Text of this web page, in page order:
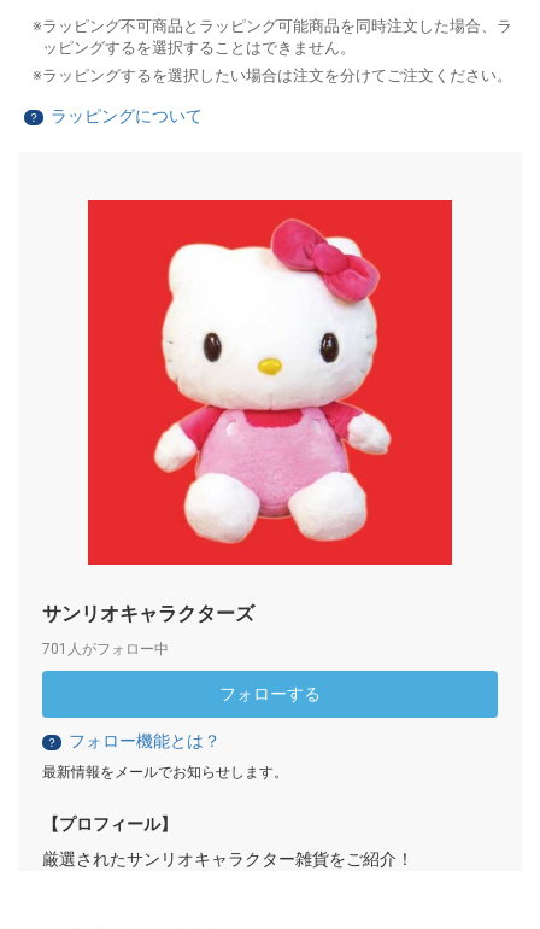
ラッピング不可商品とラッピング可能商品を同時注文した場合、ラ
ッピングするを選択することはできません。
ラッピングするを選択したい場合は注文を分けてご注文ください。
？ ラッピングについて
サンリオキャラクターズ
701人がフォロー中
フォローする
？ フォロー機能とは？
最新情報をメールでお知らせします。
【プロフィール】
厳選されたサンリオキャラクター雑貨をご紹介！